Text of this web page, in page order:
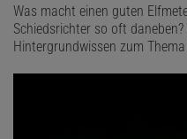
Was macht einen guten
Schiedsrichter so oft
Hintergrundwissen zum